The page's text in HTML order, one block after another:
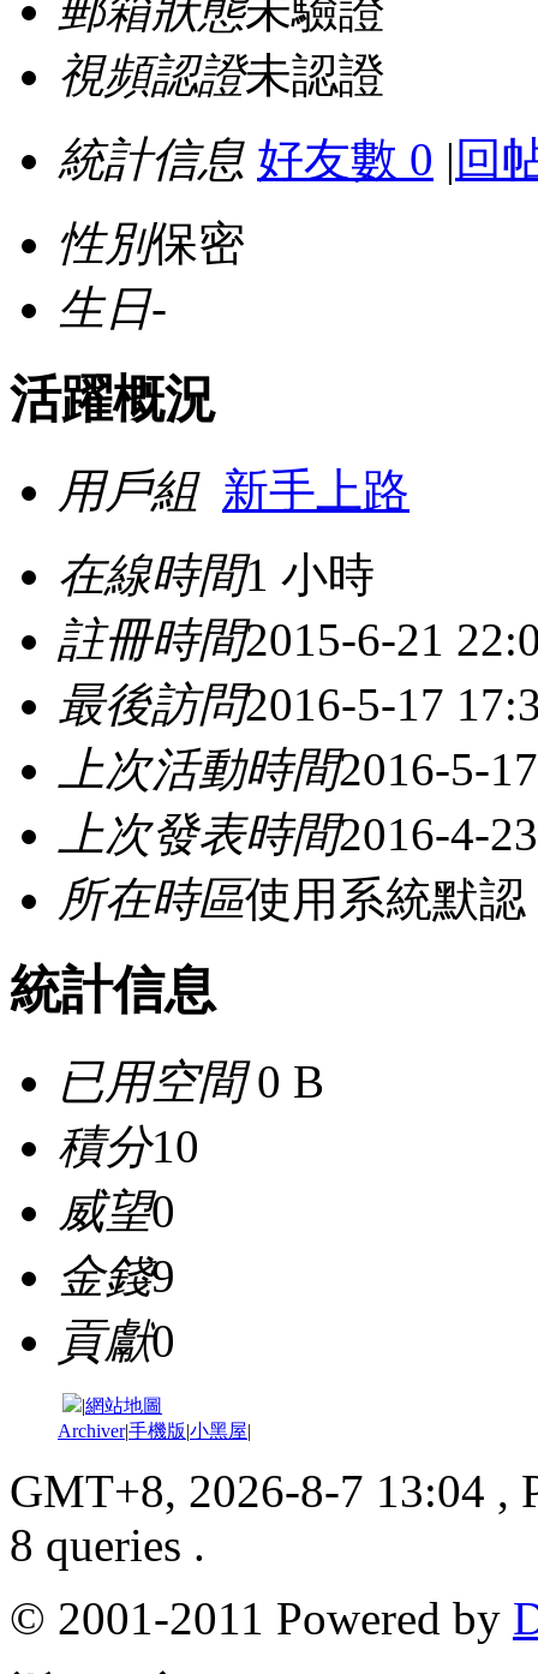
郵箱狀態未驗證
視頻認證未認證
統計信息 好友數 0 | 回
性別保密
生日-
活躍概況
用戶組 新手上路
在線時間1 小時
註冊時間2015-6-21
最後訪問2016-5-17
上次活動時間2016-5-
上次發表時間2016-4-
所在時區使用系統默認
統計信息
已用空間0 B
積分10
威望0
金錢9
貢獻0
|網站地圖
Archiver|手機版|小黑屋|
GMT+8, 2026-8-7 13:04 ,
8 queries .
© 2001-2011 Powered by